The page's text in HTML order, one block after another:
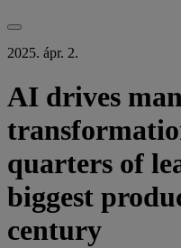
2025. ápr. 2.
AI drives
quarters of
biggest
century